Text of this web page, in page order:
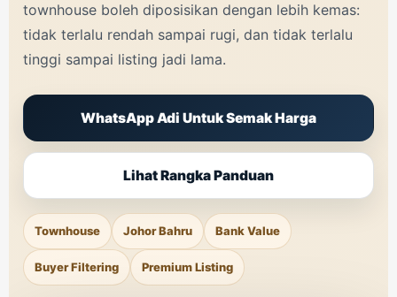
townhouse boleh diposisikan dengan lebih kemas:
tidak terlalu rendah sampai rugi, dan tidak terlalu
tinggi sampai listing jadi lama.
WhatsApp Adi Untuk Semak Harga
Lihat Rangka Panduan
Townhouse Johor Bahru Bank Value
Buyer Filtering Premium Listing